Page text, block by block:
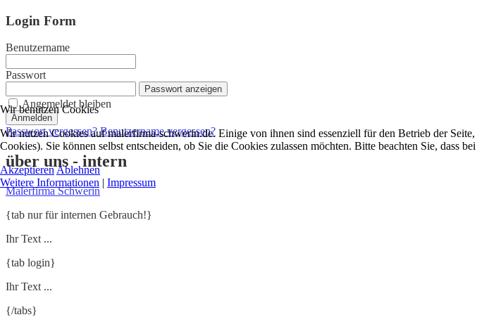
Login Form
Benutzername
Passwort
Passwort anzeigen
Angemeldet bleiben
Anmelden
Passwort vergessen?Benutzername vergessen?
über uns - intern
Malerfirma Schwerin
{tab nur für internen Gebrauch!}
Ihr Text ...
{tab login}
Ihr Text ...
{/tabs}
Wir benutzen Cookies
Wir nutzen Cookies auf malerfirma-schwerin.de. Einige von ihnen sind essenziell für den Betrieb der
Cookies). Sie können selbst entscheiden, ob Sie die Cookies zulassen möchten. Bitte beachten Sie, dass
AkzeptierenAblehnen
Weitere Informationen | Impressum